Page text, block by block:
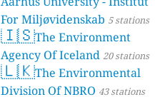
For Miljøvidenskab 5 stations
🇮🇸The Environment
Agency Of Iceland 20 stations
🇱🇰The Environmental
Division Of NBRO 43 stations